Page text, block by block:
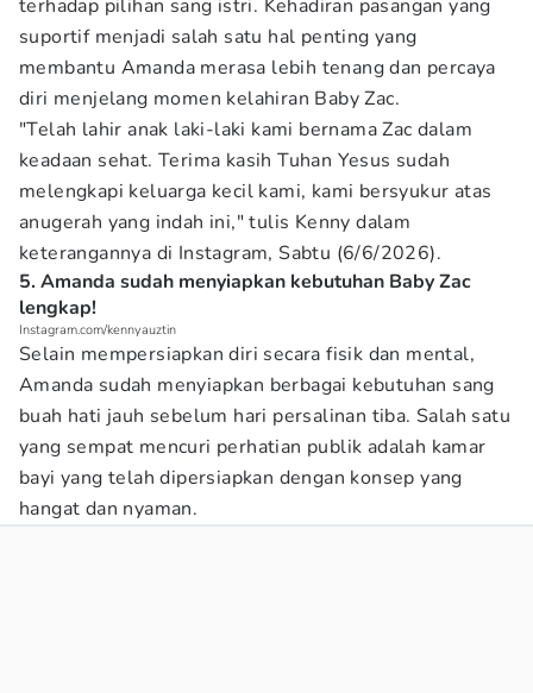
terhadap pilihan sang istri. Kehadiran pasangan yang
suportif menjadi salah satu hal penting yang
membantu Amanda merasa lebih tenang dan percaya
diri menjelang momen kelahiran Baby Zac.
"Telah lahir anak laki-laki kami bernama Zac dalam
keadaan sehat. Terima kasih Tuhan Yesus sudah
melengkapi keluarga kecil kami, kami bersyukur atas
anugerah yang indah ini," tulis Kenny dalam
keterangannya di Instagram, Sabtu (6/6/2026).
5. Amanda sudah menyiapkan kebutuhan Baby Zac
lengkap!
Instagram.com/kennyauztin
Selain mempersiapkan diri secara fisik dan mental,
Amanda sudah menyiapkan berbagai kebutuhan sang
buah hati jauh sebelum hari persalinan tiba. Salah satu
yang sempat mencuri perhatian publik adalah kamar
bayi yang telah dipersiapkan dengan konsep yang
hangat dan nyaman.